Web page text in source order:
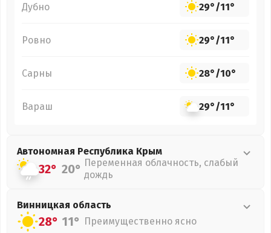
Дубно 29°/11°
Ровно 29°/11°
Сарны 28°/10°
Вараш 29°/11°
Автономная Республика Крым
32° 20° Переменная облачность, слабый
дождь
Винницкая область
28° 11° Преимущественно ясно